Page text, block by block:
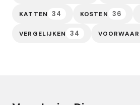
KATTEN 34 KOSTEN 36
VERGELIJKEN 34